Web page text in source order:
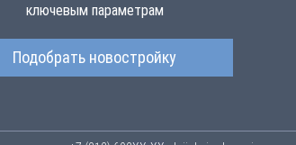
ключевым параметрам
Подобрать новостройку